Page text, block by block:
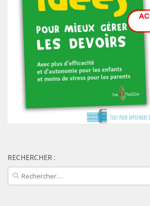
RECHERCHER :
Rechercher :